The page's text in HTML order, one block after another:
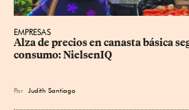
EMPRESAS
Alza de precios en canasta básica
consumo: NielsenIQ
Por Judith Santiago